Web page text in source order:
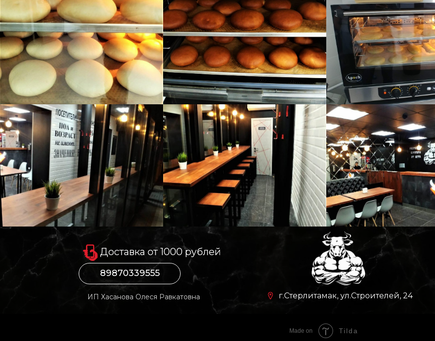
89870339555
г.Стерлитамак, ул.Строителей, 24
Доставка от 1000 рублей
ИП Хасанова Олеся Равкатовна
Made on Tilda